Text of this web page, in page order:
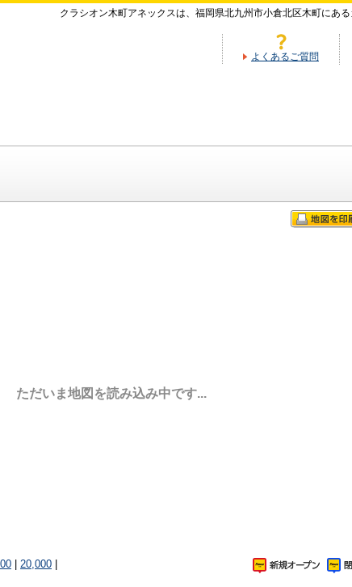
クラシオン木町アネックスは、福岡県北九州市小倉北区木町にあ
よくあるご質問
ただいま地図を読み込み中です...
20,000